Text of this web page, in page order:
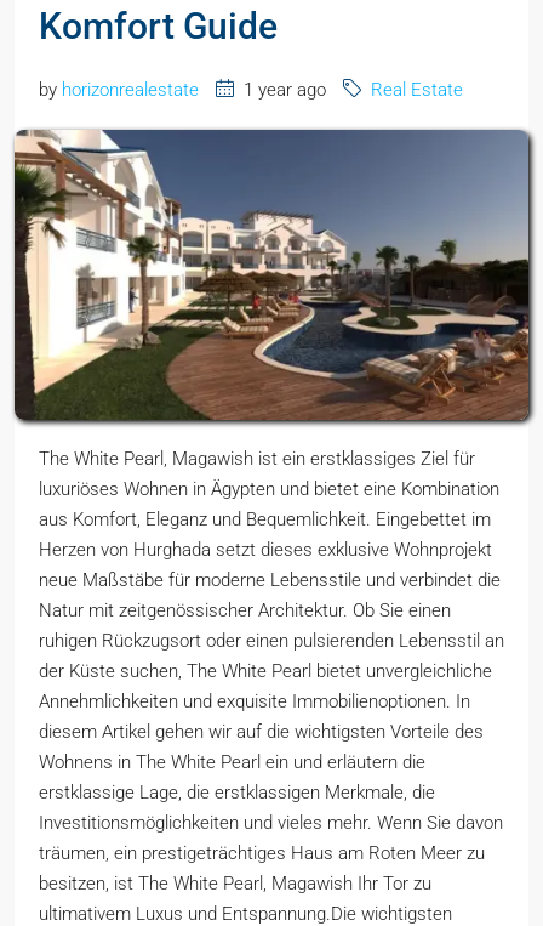
Komfort Guide
by horizonrealestate 1 year ago Real Estate
The White Pearl, Magawish ist ein erstklassiges Ziel für
luxuriöses Wohnen in Ägypten und bietet eine Kombination
aus Komfort, Eleganz und Bequemlichkeit. Eingebettet im
Herzen von Hurghada setzt dieses exklusive Wohnprojekt
neue Maßstäbe für moderne Lebensstile und verbindet die
Natur mit zeitgenössischer Architektur. Ob Sie einen
ruhigen Rückzugsort oder einen pulsierenden Lebensstil an
der Küste suchen, The White Pearl bietet unvergleichliche
Annehmlichkeiten und exquisite Immobilienoptionen. In
diesem Artikel gehen wir auf die wichtigsten Vorteile des
Wohnens in The White Pearl ein und erläutern die
erstklassige Lage, die erstklassigen Merkmale, die
Investitionsmöglichkeiten und vieles mehr. Wenn Sie davon
träumen, ein prestigeträchtiges Haus am Roten Meer zu
besitzen, ist The White Pearl, Magawish Ihr Tor zu
ultimativem Luxus und Entspannung.Die wichtigsten